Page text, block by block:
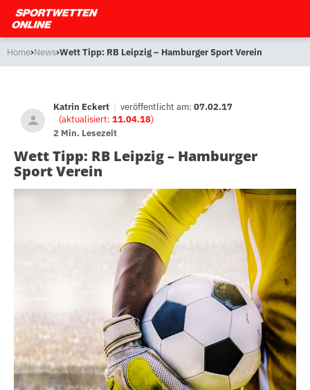
Home›News›Wett Tipp: RB Leipzig – Hamburger Sport Verein
Katrin Eckert | veröffentlicht am: 07.02.17
(aktualisiert: 11.04.18)
2 Min. Lesezeit
Wett Tipp: RB Leipzig – Hamburger
Sport Verein